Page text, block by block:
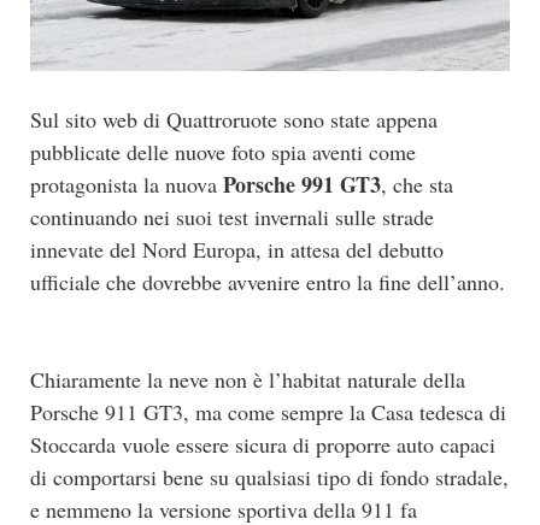
Sul sito web di Quattroruote sono state appena
pubblicate delle nuove foto spia aventi come
protagonista la nuova Porsche 991 GT3, che sta
continuando nei suoi test invernali sulle strade
innevate del Nord Europa, in attesa del debutto
ufficiale che dovrebbe avvenire entro la fine dell’anno.
Chiaramente la neve non è l’habitat naturale della
Porsche 911 GT3, ma come sempre la Casa tedesca di
Stoccarda vuole essere sicura di proporre auto capaci
di comportarsi bene su qualsiasi tipo di fondo stradale,
e nemmeno la versione sportiva della 911 fa